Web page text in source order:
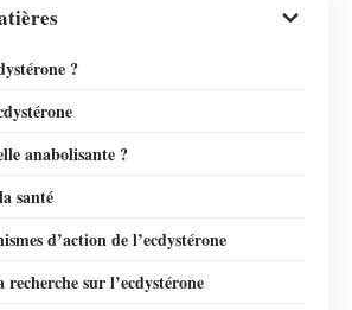
?
anabolisante ?
santé
d’action de l’ecdystérone
recherche sur l’ecdystérone